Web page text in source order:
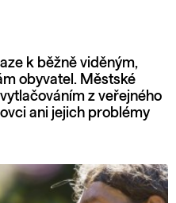
k běžně viděným,
obyvatel. Městské
z veřejného
ani jejich problémy